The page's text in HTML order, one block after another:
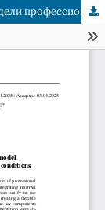
Внедрение и апробация конвергентной модели профессиональнойиноязычной компетенции в условиях вуза